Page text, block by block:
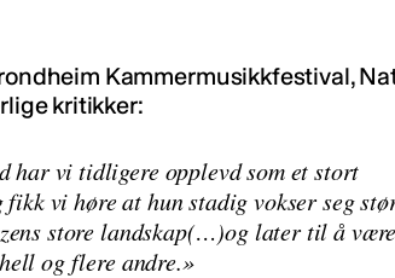
Kammermusikkfestival,
kritikker:
har vi tidligere opplevd som et stort
vi høre at hun stadig vokser seg
store landskap(…)og later til å være
og flere andre.»